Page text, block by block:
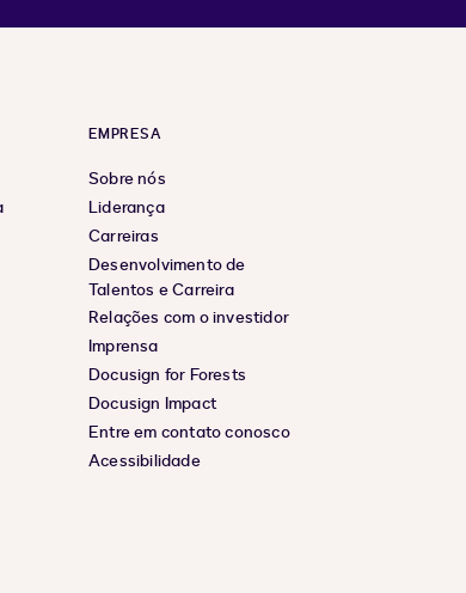
EMPRESA
Sobre nós
Liderança
Carreiras
Desenvolvimento de
Talentos e Carreira
Relações com o investidor
Imprensa
Docusign for Forests
Docusign Impact
Entre em contato conosco
Acessibilidade